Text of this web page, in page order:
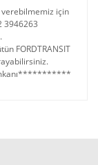
için
3946263
FORDTRANSIT